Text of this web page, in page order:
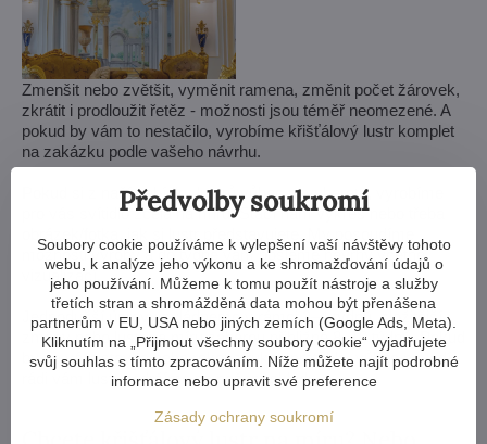
Zmenšit nebo zvětšit, vyměnit ramena, změnit počet žárovek,
zkrátit i prodloužit řetěz - možnosti jsou téměř neomezené. A
pokud by vám to nestačilo, vyrobíme křišťálový lustr komplet
na zakázku podle vašeho návrhu.
Pokud si z naší nabídky lustrů vůbec nevyberete, vyrobíme
pro vás svítidlo zcela na míru. Stačí nám výkres nebo třeba
možnosti výroby a do týdne vám pošleme návrhy včetně
vizualizací.
Jednodušší úpravy zvládneme v rámci 3–4 týdnů, složitější
změny nebo lustr na míru zaberou přibližně 8–10 týdnů. Pokud
by se vám stavba nebo rekonstrukce protáhla, vůbec nevadí -
rádi vám lustr podržíme na našem skladu.
Předvolby soukromí
Soubory cookie používáme k vylepšení vaší návštěvy tohoto
webu, k analýze jeho výkonu a ke shromažďování údajů o
jeho používání. Můžeme k tomu použít nástroje a služby
třetích stran a shromážděná data mohou být přenášena
partnerům v EU, USA nebo jiných zemích (Google Ads, Meta).
Kliknutím na „Přijmout všechny soubory cookie“ vyjadřujete
svůj souhlas s tímto zpracováním. Níže můžete najít podrobné
informace nebo upravit své preference
Zásady ochrany soukromí